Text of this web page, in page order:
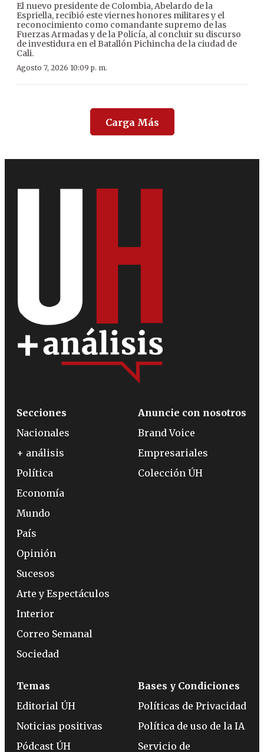
El nuevo presidente de Colombia, Abelardo de la
Espriella, recibió este viernes honores militares y el
reconocimiento como comandante supremo de las
Fuerzas Armadas y de la Policía, al concluir su discurso
de investidura en el Batallón Pichincha de la ciudad de
Cali.
Agosto 7, 2026 10:09 p. m.
Carga Más
Secciones
Nacionales
+ análisis
Política
Economía
Mundo
País
Opinión
Sucesos
Arte y Espectáculos
Interior
Correo Semanal
Sociedad
Anuncie con nosotros
Brand Voice
Empresariales
Colección ÚH
Temas
Editorial ÚH
Noticias positivas
Pódcast ÚH
Bases y Condiciones
Políticas de Privacidad
Política de uso de la IA
Servicio de